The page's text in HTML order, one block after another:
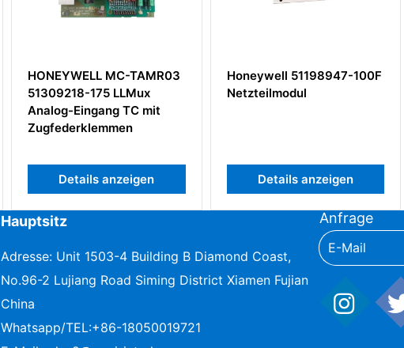
HONEYWELL MC-TAMR03
51309218-175 LLMux
Analog-Eingang TC mit
Zugfederklemmen
Details anzeigen
Honeywell 51198947-100F
Netzteilmodul
Details anzeigen
Hauptsitz
Adresse: Unit 1503-4 Building B Diamond Coast,
No.96-2 Lujiang Road Siming District Xiamen Fujian
China
Whatsapp/TEL:+86-18050019721
Anfrage